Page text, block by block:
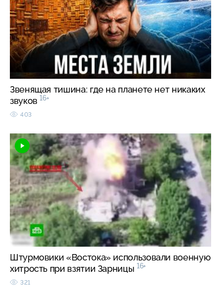
Звенящая тишина: где на планете нет никаких
звуков 16+
403
Штурмовики «Востока» использовали военную
хитрость при взятии Зарницы 16+
321